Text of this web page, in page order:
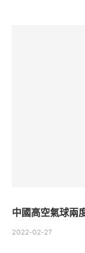
中國高空氣球兩
2022-02-27